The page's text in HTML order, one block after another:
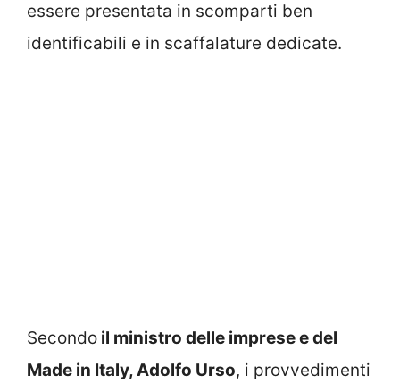
essere presentata in scomparti ben
identificabili e in scaffalature dedicate.
Secondo il ministro delle imprese e del
Made in Italy, Adolfo Urso, i provvedimenti